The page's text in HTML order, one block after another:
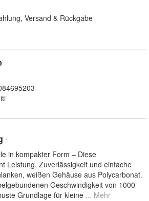
Versand & Rückgabe
*
in kompakter Form – Diese
Leistung, Zuverlässigkeit und einfache
weißen Gehäuse aus Polycarbonat.
Geschwindigkeit von 1000
Grundlage für kleine ... Mehr